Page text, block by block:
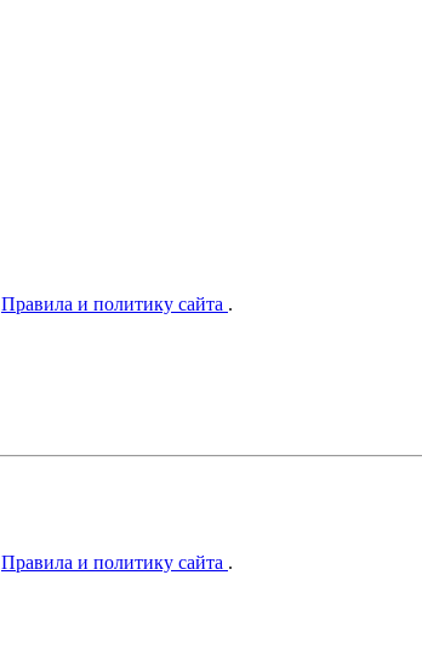
Правила и политику сайта .
Правила и политику сайта .